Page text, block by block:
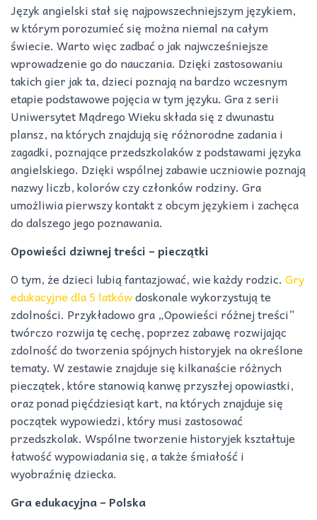
Język angielski stał się najpowszechniejszym językiem,
w którym porozumieć się można niemal na całym
świecie. Warto więc zadbać o jak najwcześniejsze
wprowadzenie go do nauczania. Dzięki zastosowaniu
takich gier jak ta, dzieci poznają na bardzo wczesnym
etapie podstawowe pojęcia w tym języku. Gra z serii
Uniwersytet Mądrego Wieku składa się z dwunastu
plansz, na których znajdują się różnorodne zadania i
zagadki, poznające przedszkolaków z podstawami języka
angielskiego. Dzięki wspólnej zabawie uczniowie poznają
nazwy liczb, kolorów czy członków rodziny. Gra
umożliwia pierwszy kontakt z obcym językiem i zachęca
do dalszego jego poznawania.
Opowieści dziwnej treści – pieczątki
O tym, że dzieci lubią fantazjować, wie każdy rodzic. Gry
edukacyjne dla 5 latkówdoskonale wykorzystują te
zdolności. Przykładowo gra „Opowieści różnej treści”
twórczo rozwija tę cechę, poprzez zabawę rozwijając
zdolność do tworzenia spójnych historyjek na określone
tematy. W zestawie znajduje się kilkanaście różnych
pieczątek, które stanowią kanwę przyszłej opowiastki,
oraz ponad pięćdziesiąt kart, na których znajduje się
początek wypowiedzi, który musi zastosować
przedszkolak. Wspólne tworzenie historyjek kształtuje
łatwość wypowiadania się, a także śmiałość i
wyobraźnię dziecka.
Gra edukacyjna – Polska